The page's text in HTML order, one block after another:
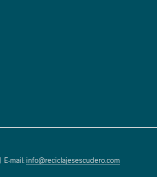
| E-mail: info@reciclajesescudero.com